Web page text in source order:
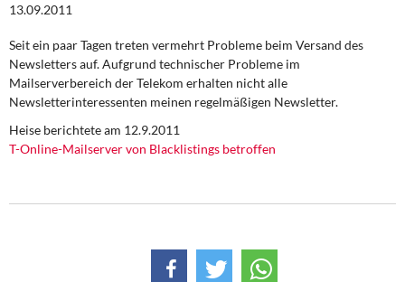
Themen
Leitlinien linker Wirtschafts- und Finanzpolitik
Wirtschaftspolitik
Öffentliche Infrastruktur und Daseinsvorsorge
Eurokrise und Griechenland
13.09.2011
Seit ein paar Tagen treten vermehrt Probleme beim Versand des
Newsletters auf. Aufgrund technischer Probleme im
Mailserverbereich der Telekom erhalten nicht alle
Newsletterinteressenten meinen regelmäßigen Newsletter.
Heise berichtete am 12.9.2011
T-Online-Mailserver von Blacklistings betroffen